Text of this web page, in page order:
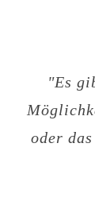
"Es
oder